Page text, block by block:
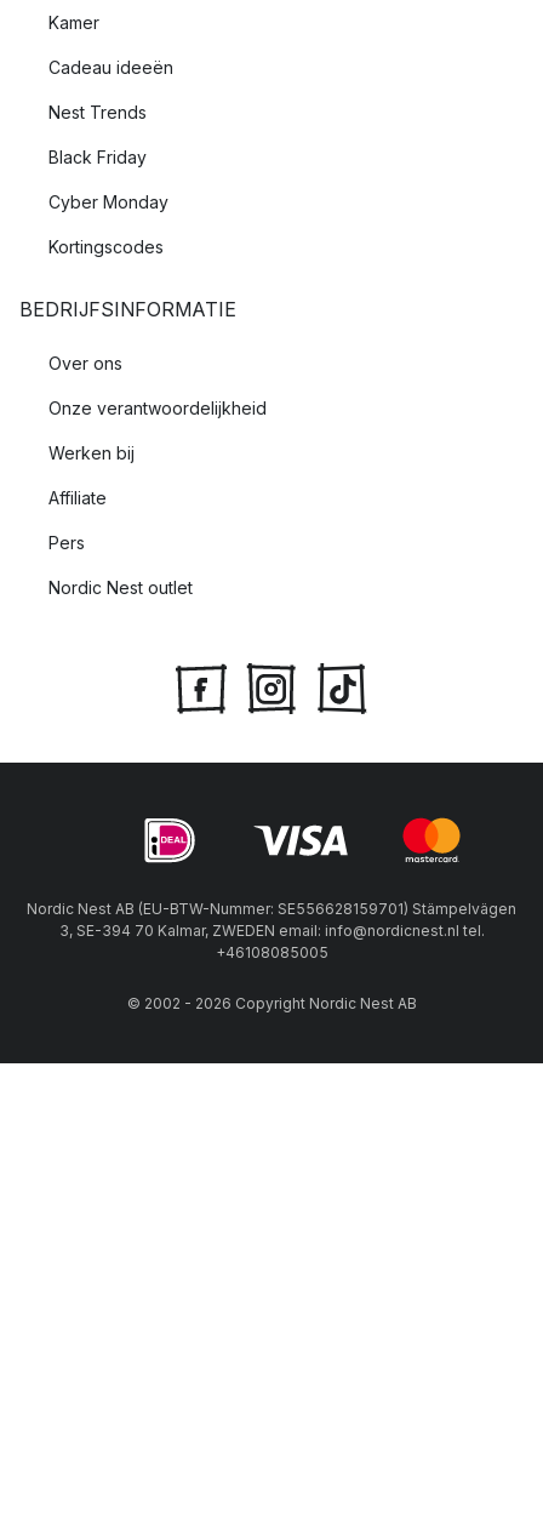
Kamer
Cadeau ideeën
Nest Trends
Black Friday
Cyber Monday
Kortingscodes
BEDRIJFSINFORMATIE
Over ons
Onze verantwoordelijkheid
Werken bij
Affiliate
Pers
Nordic Nest outlet
Nordic Nest AB (EU-BTW-Nummer: SE556628159701) Stämpelvägen
3, SE-394 70 Kalmar, ZWEDEN email: info@nordicnest.nl tel.
+46108085005
© 2002 - 2026 Copyright Nordic Nest AB